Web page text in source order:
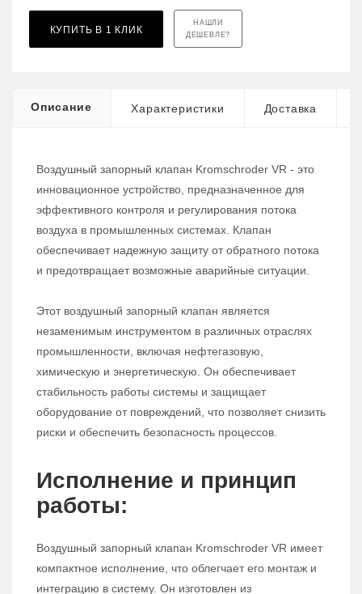
КУПИТЬ В 1 КЛИК
НАШЛИ
ДЕШЕВЛЕ?
Описание Характеристики Доставка
Воздушный запорный клапан Kromschroder VR - это
инновационное устройство, предназначенное для
эффективного контроля и регулирования потока
воздуха в промышленных системах. Клапан
обеспечивает надежную защиту от обратного потока
и предотвращает возможные аварийные ситуации.
Этот воздушный запорный клапан является
незаменимым инструментом в различных отраслях
промышленности, включая нефтегазовую,
химическую и энергетическую. Он обеспечивает
стабильность работы системы и защищает
оборудование от повреждений, что позволяет снизить
риски и обеспечить безопасность процессов.
Исполнение и принцип
работы:
Воздушный запорный клапан Kromschroder VR имеет
компактное исполнение, что облегчает его монтаж и
интеграцию в систему. Он изготовлен из